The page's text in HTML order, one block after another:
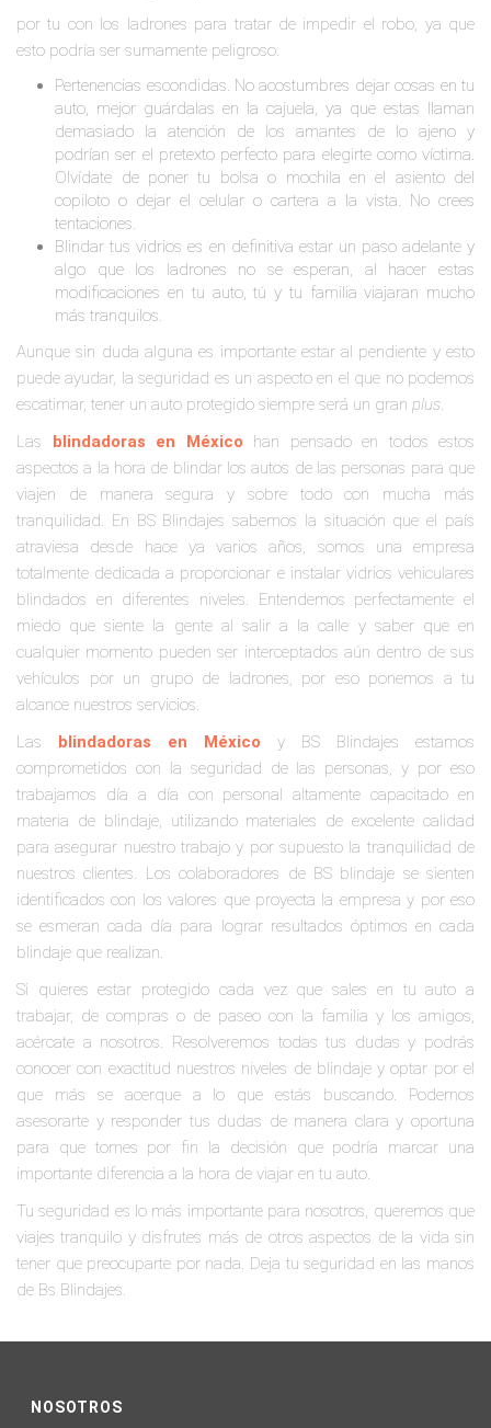
por tu con los ladrones para tratar de impedir el robo, ya que
esto podría ser sumamente peligroso.
Pertenencias escondidas. No acostumbres dejar cosas en tu
auto, mejor guárdalas en la cajuela, ya que estas llaman
demasiado la atención de los amantes de lo ajeno y
podrían ser el pretexto perfecto para elegirte como víctima.
Olvídate de poner tu bolsa o mochila en el asiento del
copiloto o dejar el celular o cartera a la vista. No crees
tentaciones.
Blindar tus vidrios es en definitiva estar un paso adelante y
algo que los ladrones no se esperan, al hacer estas
modificaciones en tu auto, tú y tu familia viajaran mucho
más tranquilos.
Aunque sin duda alguna es importante estar al pendiente y esto
puede ayudar, la seguridad es un aspecto en el que no podemos
escatimar, tener un auto protegido siempre será un gran plus.
Las blindadoras en México han pensado en todos estos
aspectos a la hora de blindar los autos de las personas para que
viajen de manera segura y sobre todo con mucha más
tranquilidad. En BS Blindajes sabemos la situación que el país
atraviesa desde hace ya varios años, somos una empresa
totalmente dedicada a proporcionar e instalar vidrios vehiculares
blindados en diferentes niveles. Entendemos perfectamente el
miedo que siente la gente al salir a la calle y saber que en
cualquier momento pueden ser interceptados aún dentro de sus
vehículos por un grupo de ladrones, por eso ponemos a tu
alcance nuestros servicios.
Las blindadoras en México y BS Blindajes estamos
comprometidos con la seguridad de las personas, y por eso
trabajamos día a día con personal altamente capacitado en
materia de blindaje, utilizando materiales de excelente calidad
para asegurar nuestro trabajo y por supuesto la tranquilidad de
nuestros clientes. Los colaboradores de BS blindaje se sienten
identificados con los valores que proyecta la empresa y por eso
se esmeran cada día para lograr resultados óptimos en cada
blindaje que realizan.
Si quieres estar protegido cada vez que sales en tu auto a
trabajar, de compras o de paseo con la familia y los amigos,
acércate a nosotros. Resolveremos todas tus dudas y podrás
conocer con exactitud nuestros niveles de blindaje y optar por el
que más se acerque a lo que estás buscando. Podemos
asesorarte y responder tus dudas de manera clara y oportuna
para que tomes por fin la decisión que podría marcar una
importante diferencia a la hora de viajar en tu auto.
Tu seguridad es lo más importante para nosotros, queremos que
viajes tranquilo y disfrutes más de otros aspectos de la vida sin
tener que preocuparte por nada. Deja tu seguridad en las manos
de Bs Blindajes.
NOSOTROS